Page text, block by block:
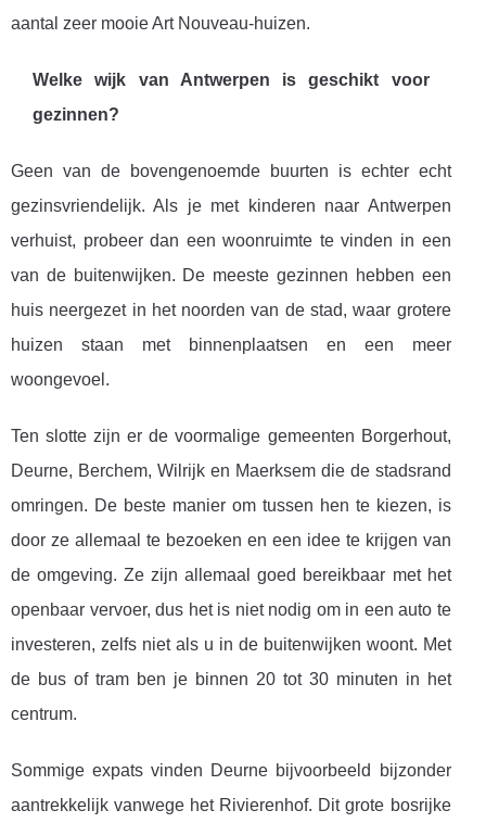
aantal zeer mooie Art Nouveau-huizen.
Welke wijk van Antwerpen is geschikt voor
gezinnen?
Geen van de bovengenoemde buurten is echter echt
gezinsvriendelijk. Als je met kinderen naar Antwerpen
verhuist, probeer dan een woonruimte te vinden in een
van de buitenwijken. De meeste gezinnen hebben een
huis neergezet in het noorden van de stad, waar grotere
huizen staan ​​met binnenplaatsen en een meer
woongevoel.
Ten slotte zijn er de voormalige gemeenten Borgerhout,
Deurne, Berchem, Wilrijk en Maerksem die de stadsrand
omringen. De beste manier om tussen hen te kiezen, is
door ze allemaal te bezoeken en een idee te krijgen van
de omgeving. Ze zijn allemaal goed bereikbaar met het
openbaar vervoer, dus het is niet nodig om in een auto te
investeren, zelfs niet als u in de buitenwijken woont. Met
de bus of tram ben je binnen 20 tot 30 minuten in het
centrum.
Sommige expats vinden Deurne bijvoorbeeld bijzonder
aantrekkelijk vanwege het Rivierenhof. Dit grote bosrijke